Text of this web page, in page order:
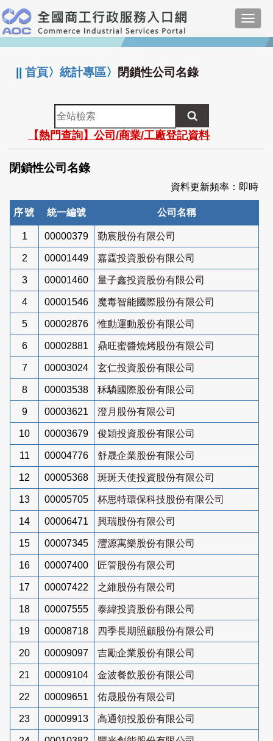
跳
到
主
要
:::
||首頁〉統計專區〉 閉鎖性公司名錄
全
站
檢
索
【熱門查詢】公司/商業/工廠登記資料
閉鎖性公司名錄
資料更新頻率：即時
序號 統一編號 公司名稱
1 00000379 勤宸股份有限公司
2 00001449 嘉霆投資股份有限公司
3 00001460 量子鑫投資股份有限公司
4 00001546 魔毒智能國際股份有限公司
5 00002876 惟動運動股份有限公司
6 00002881 鼎旺蜜醬燒烤股份有限公司
7 00003024 玄仁投資股份有限公司
8 00003538 秝驎國際股份有限公司
9 00003621 澄月股份有限公司
10 00003679 俊穎投資股份有限公司
11 00004776 舒晟企業股份有限公司
12 00005368 斑斑天使投資股份有限公司
13 00005705 杯思特環保科技股份有限公司
14 00006471 興瑞股份有限公司
15 00007345 灃源寓樂股份有限公司
16 00007400 匠管股份有限公司
17 00007422 之維股份有限公司
18 00007555 泰緯投資股份有限公司
19 00008718 四季長期照顧股份有限公司
20 00009097 吉勵企業股份有限公司
21 00009104 金波餐飲股份有限公司
22 00009651 佑晟股份有限公司
23 00009913 高通領投股份有限公司